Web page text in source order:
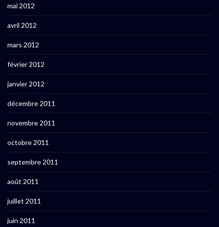
mai 2012
avril 2012
mars 2012
février 2012
janvier 2012
décembre 2011
novembre 2011
octobre 2011
septembre 2011
août 2011
juillet 2011
juin 2011